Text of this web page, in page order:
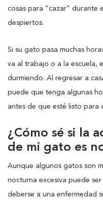
cosas para "cazar" durante
despiertos.
Si su gato pasa muchas
va al trabajo o a la escuela,
durmiendo. Al regresar a
puede que tenga algunas
antes de que esté listo para
¿Cómo sé si la
de mi gato es
Aunque algunos gatos son
nocturna excesiva puede
deberse a una enfermedad